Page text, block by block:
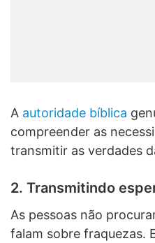
A autoridade bíblica
compreender as
transmitir as verdades
2. Transmitindo
As pessoas não
falam sobre fraquezas.